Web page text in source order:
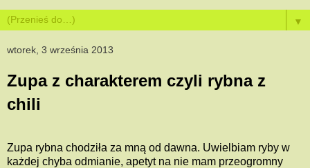
▼
wtorek, 3 września 2013
Zupa z charakterem czyli rybna z
chili
Zupa rybna chodziła za mną od dawna. Uwielbiam ryby w
każdej chyba odmianie, apetyt na nie mam przeogromny